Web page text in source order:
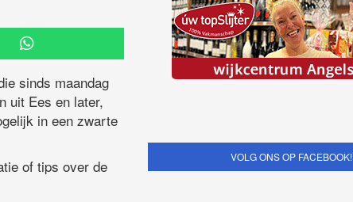
sinds maandag
uit Ees en later,
in een zwarte
of tips over de
VOLG ONS OP FACEBOOK!